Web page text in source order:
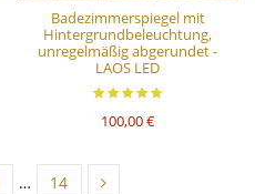
Badezimmerspiegel mit
Hintergrundbeleuchtung,
unregelmäßig abgerundet -
LAOS LED
100,00 €
… 14